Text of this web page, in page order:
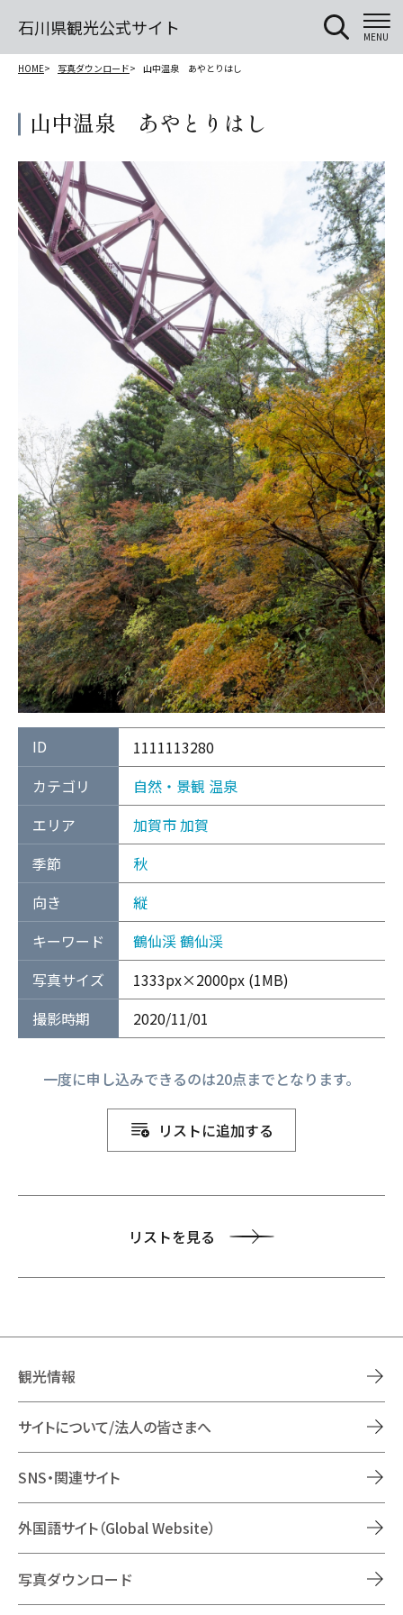
石川県観光公式サイト MENU
HOME 写真ダウンロード 山中温泉 あやとりはし
山中温泉 あやとりはし
ID
1111113280
カテゴリ
自然・景観 温泉
エリア
加賀市加賀
季節
秋
向き
縦
キーワード
鶴仙渓鶴仙渓
写真サイズ
1333px×2000px (1MB)
撮影時期
2020/11/01
一度に申し込みできるのは20点までとなります。
リストに追加する
リストを見る
観光情報
サイトについて/法人の皆さまへ
SNS・関連サイト
外国語サイト（Global Website）
写真ダウンロード